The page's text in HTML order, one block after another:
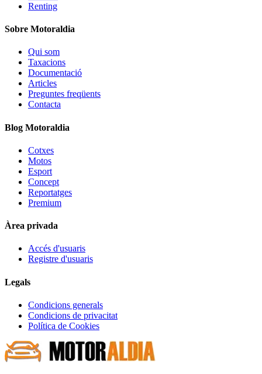
Renting
Sobre Motoraldia
Qui som
Taxacions
Documentació
Articles
Preguntes freqüents
Contacta
Blog Motoraldia
Cotxes
Motos
Esport
Concept
Reportatges
Premium
Àrea privada
Accés d'usuaris
Registre d'usuaris
Legals
Condicions generals
Condicions de privacitat
Política de Cookies